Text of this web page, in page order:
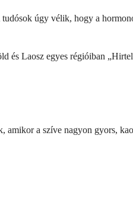
úgy vélik, hogy a
és Laosz egyes régióiban
amikor a szíve nagyon gyors,